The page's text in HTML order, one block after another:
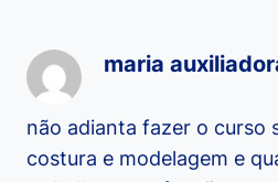
maria
não adianta fazer o curso
costura e modelagem e